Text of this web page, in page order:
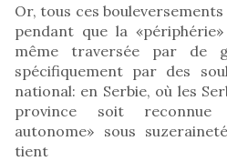
Or, tous ces
pendant que la
même traversée par de
spécifiquement par des
national: en Serbie, où les
province soit reconnue
autonome» sous
tient